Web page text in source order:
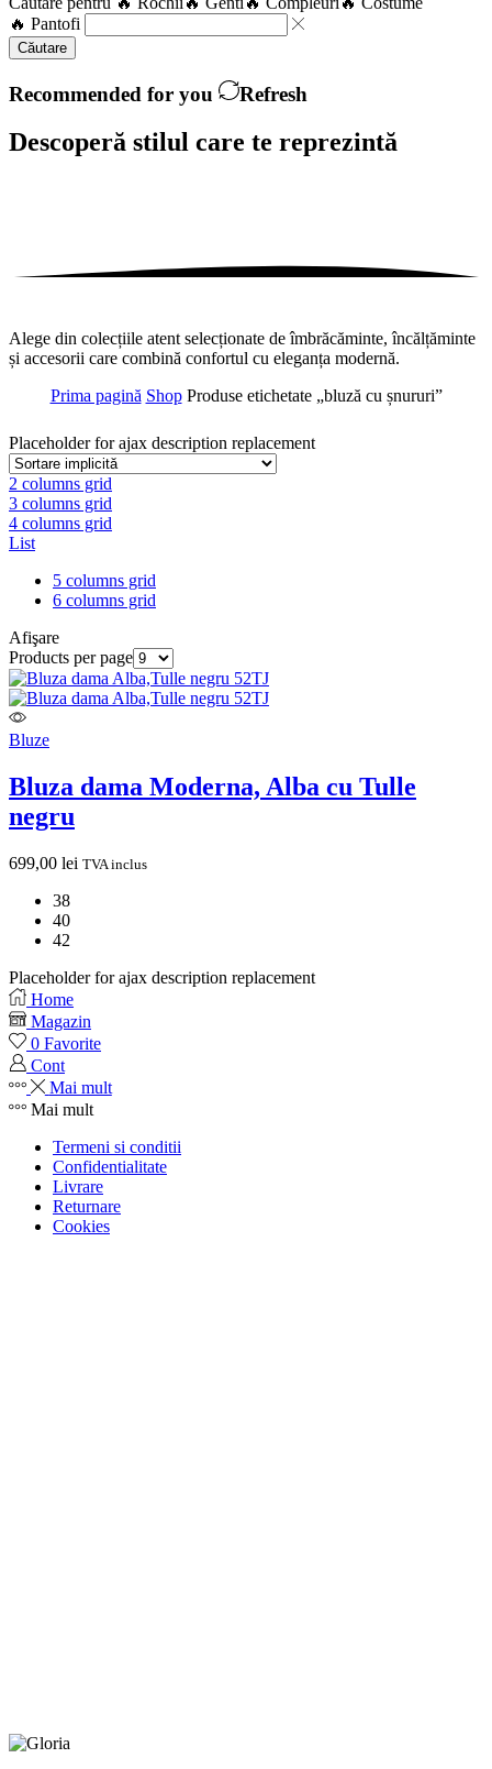
🔥 Pantofi
Căutare
Recommended for you Refresh
Descoperă stilul care te reprezintă
Alege din colecțiile atent selecționate de îmbrăcăminte, încălțăminte
și accesorii care combină confortul cu eleganța modernă.
Prima pagină Shop Produse etichetate „bluză cu șnururi”
Placeholder for ajax description replacement
2 columns grid
3 columns grid
4 columns grid
List
5 columns grid
6 columns grid
Afişare
Products per page
Bluze
Bluza dama Moderna, Alba cu Tulle
negru
699,00 lei TVA inclus
38
40
42
Placeholder for ajax description replacement
Home
Magazin
0 Favorite
Cont
Mai mult
Mai mult
Termeni si conditii
Confidentialitate
Livrare
Returnare
Cookies